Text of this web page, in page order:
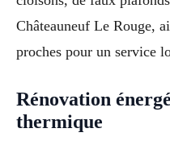
Châteauneuf Le Rouge,
proches pour un service
Rénovation
thermique